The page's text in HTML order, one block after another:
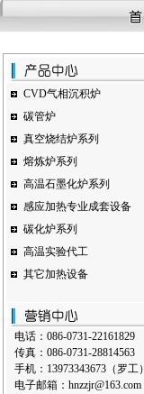
CVD气相沉积炉
碳管炉
真空烧结炉系列
熔炼炉系列
高温石墨化炉系列
感应加热专业成套设备
碳化炉系列
高温实验代工
其它加热设备
电话：086-0731-22161829
传真：086-0731-28814563
手机：13973343673（罗工）
电子邮箱：hnzzjr@163.com